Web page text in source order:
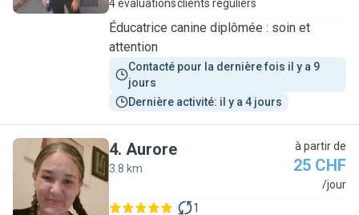
4 évaluationsclients réguliers
Éducatrice canine diplômée : soin et
attention
Contacté pour la dernière fois il y a 9
jours
Dernière activité: il y a 4 jours
A
4. Aurore
3.8 km
à partir de
25 CHF
/jour
1